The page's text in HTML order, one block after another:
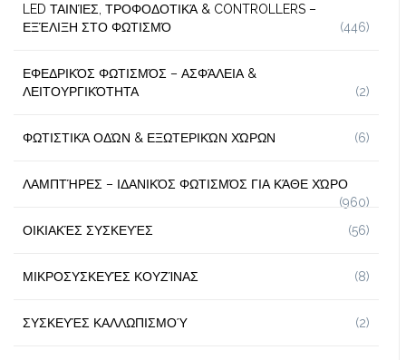
LED ΤΑΙΝΊΕΣ, ΤΡΟΦΟΔΟΤΙΚΆ & CONTROLLERS –
ΕΞΈΛΙΞΗ ΣΤΟ ΦΩΤΙΣΜΌ
(446)
ΕΦΕΔΡΙΚΌΣ ΦΩΤΙΣΜΌΣ – ΑΣΦΆΛΕΙΑ &
ΛΕΙΤΟΥΡΓΙΚΌΤΗΤΑ
(2)
ΦΩΤΙΣΤΙΚΆ ΟΔΏΝ & ΕΞΩΤΕΡΙΚΏΝ ΧΏΡΩΝ (6)
ΛΑΜΠΤΉΡΕΣ – ΙΔΑΝΙΚΌΣ ΦΩΤΙΣΜΌΣ ΓΙΑ ΚΆΘΕ ΧΏΡΟ
(960)
ΟΙΚΙΑΚΈΣ ΣΥΣΚΕΥΈΣ
(56)
ΜΙΚΡΟΣΥΣΚΕΥΈΣ ΚΟΥΖΊΝΑΣ (8)
ΣΥΣΚΕΥΈΣ ΚΑΛΛΩΠΙΣΜΟΎ (2)